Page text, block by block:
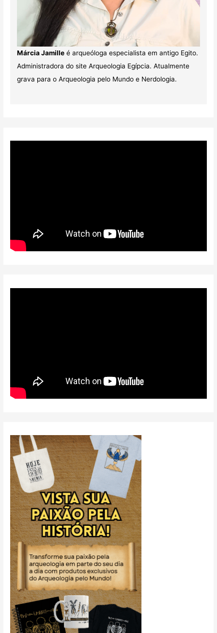
Márcia Jamilleé arqueóloga especialista em antigo Egito.
Administradora do site Arqueologia Egípcia. Atualmente
grava para o Arqueologia pelo Mundo e Nerdologia.